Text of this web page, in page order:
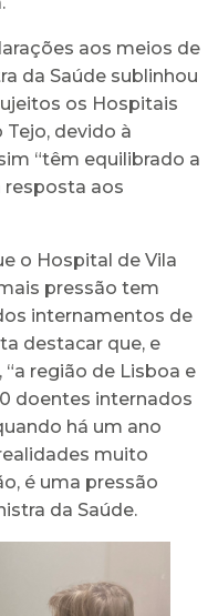
aos meios de
da Saúde sublinhou
os Hospitais
Tejo, devido à
“têm equilibrado a
aos
o Hospital de Vila
pressão tem
internamentos de
destacar que, e
região de Lisboa e
doentes internados
há um ano
muito
é uma pressão
da Saúde.